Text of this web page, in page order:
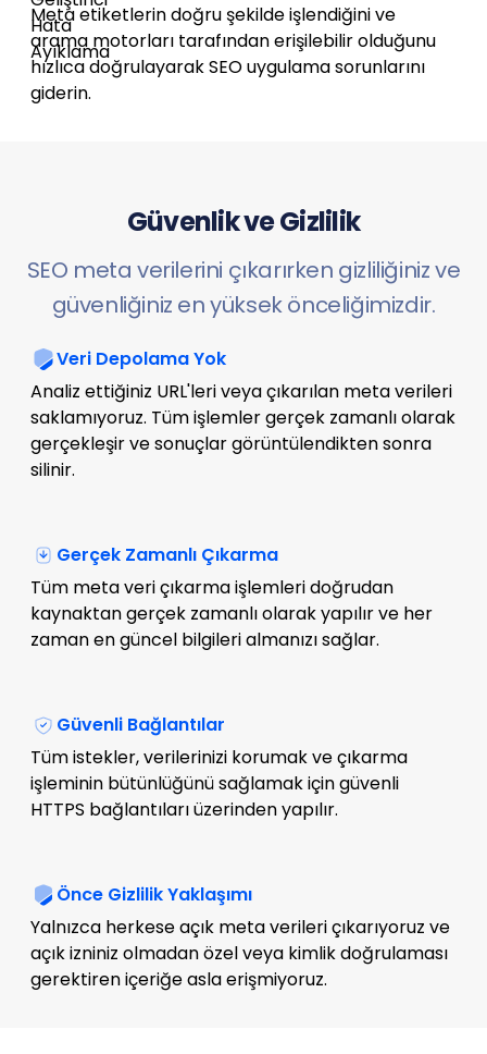
Meta etiketlerin doğru şekilde işlendiğini ve
arama motorları tarafından erişilebilir olduğunu
hızlıca doğrulayarak SEO uygulama sorunlarını
giderin.
Güvenlik ve Gizlilik
SEO meta verilerini çıkarırken gizliliğiniz ve
güvenliğiniz en yüksek önceliğimizdir.
Veri Depolama Yok
Analiz ettiğiniz URL'leri veya çıkarılan meta verileri
saklamıyoruz. Tüm işlemler gerçek zamanlı olarak
gerçekleşir ve sonuçlar görüntülendikten sonra
silinir.
Gerçek Zamanlı Çıkarma
Tüm meta veri çıkarma işlemleri doğrudan
kaynaktan gerçek zamanlı olarak yapılır ve her
zaman en güncel bilgileri almanızı sağlar.
Güvenli Bağlantılar
Tüm istekler, verilerinizi korumak ve çıkarma
işleminin bütünlüğünü sağlamak için güvenli
HTTPS bağlantıları üzerinden yapılır.
Önce Gizlilik Yaklaşımı
Yalnızca herkese açık meta verileri çıkarıyoruz ve
açık izniniz olmadan özel veya kimlik doğrulaması
gerektiren içeriğe asla erişmiyoruz.